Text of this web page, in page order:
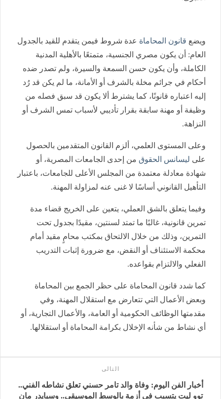
ويضع قانون المحاماة عدة شروط فيمن يتقدم للقيد بالجدول
العام: أن يكون مصري الجنسية، متمتعًا بالأهلية المدنية
الكاملة، وأن يكون حسن السمعة والسيرة، ولم تصدر ضده
أحكام في جرائم مخلة بالشرف أو الأمانة، ما لم يكن قد رُد
إليه اعتباره قانونًا، كما يشترط ألا يكون قد سبق فصله من
وظيفة أو مهنة سابقة بقرار تأديبي لأسباب تمس الشرف أو
النزاهة.
وعلى المستوى العلمي، ألزم القانون المتقدمين بالحصول
على ليسانس الحقوق من إحدى الجامعات المصرية، أو
شهادة معادلة معتمدة من المجلس الأعلى للجامعات، باعتبار
التأهيل القانوني أساسًا لا غنى عنه لمزاولة المهنة.
وفيما يتعلق بالشق العملي، يتعين على الخريج قضاء مدة
تمرين قانونية، غالبًا ما تمتد لسنتين، مقيدًا بجدول تحت
التمرين، وذلك من خلال الالتحاق بمكتب محامٍ مقيد أمام
محكمة الاستئناف أو النقض، مع ضرورة إثبات التدريب
الفعلي والالتزام بقواعده.
كما شدد قانون المحاماة على حظر الجمع بين المحاماة
وبعض الأعمال التي تتعارض مع استقلال المهنة، وفي
مقدمتها الوظائف الحكومية أو العامة، والأعمال التجارية، أو
أي نشاط من شأنه الإخلال بكرامة المحاماة أو استقلالها.
التالى
أخبار الفن اليوم: وفاة والد تامر حسني تعلق نشاطه الفني..
توو ليت يتسبب فى أزمة بالوسط الموسيقي.. وسبايدر مان